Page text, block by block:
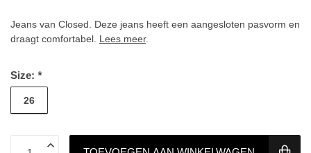
Jeans van Closed. Deze jeans heeft een aangesloten pasvorm en
draagt comfortabel. Lees meer.
Size: *
26